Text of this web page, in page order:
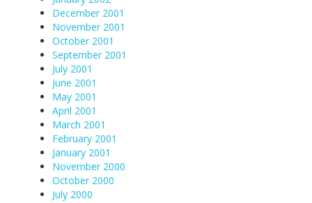
December 2001
November 2001
October 2001
September 2001
July 2001
June 2001
May 2001
April 2001
March 2001
February 2001
January 2001
November 2000
October 2000
July 2000